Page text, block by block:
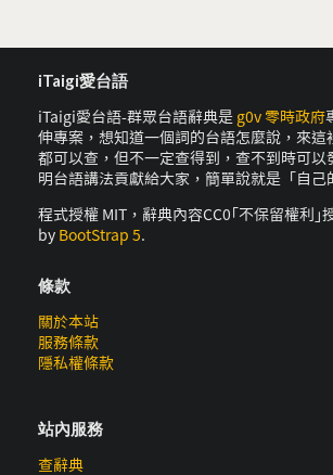
iTaigi愛台語
iTaigi愛台語-群眾台語辭典是 g0v 零時政府
伸專案，想知道一個詞的台語怎麼說，來這
都可以查，但不一定查得到，查不到時可以
明台語講法貢獻給大家，簡單說就是「自己
程式授權 MIT，辭典內容CC0｢不保留權利｣
by BootStrap 5.
條款
關於本站
服務條款
隱私權條款
站內服務
查辭典